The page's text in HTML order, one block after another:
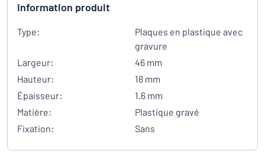
Information produit
Type:
Plaques en plastique avec
gravure
Largeur:
46 mm
Hauteur:
18 mm
Épaisseur:
1.6 mm
Matière:
Plastique gravé
Fixation:
Sans